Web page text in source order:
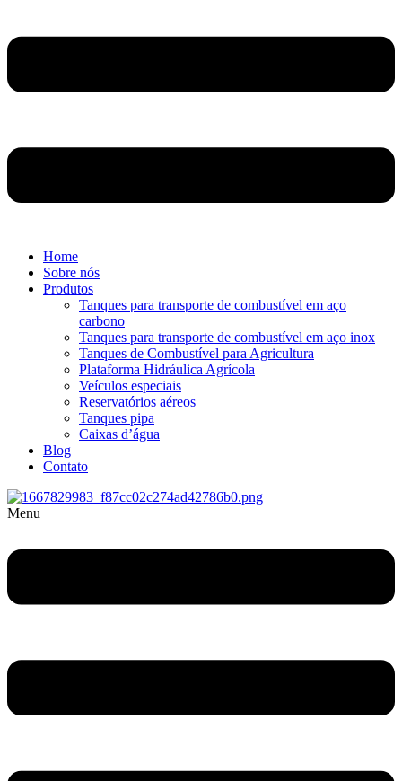
Home
Sobre nós
Produtos
Tanques para transporte de combustível em aço
carbono
Tanques para transporte de combustível em aço inox
Tanques de Combustível para Agricultura
Plataforma Hidráulica Agrícola
Veículos especiais
Reservatórios aéreos
Tanques pipa
Caixas d’água
Blog
Contato
Menu